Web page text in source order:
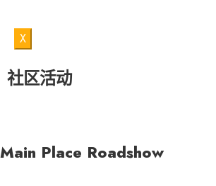
X
社区活动
Main Place Roadshow